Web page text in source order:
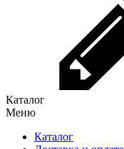
Каталог
Меню
Каталог